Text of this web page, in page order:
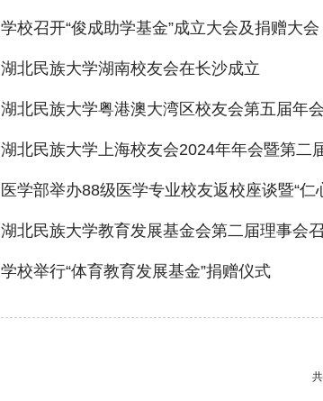
学校召开“俊成助学基金”成立大会及捐赠大会
湖北民族大学湖南校友会在长沙成立
湖北民族大学粤港澳大湾区校友会第五届年
湖北民族大学上海校友会2024年年会暨第二
医学部举办88级医学专业校友返校座谈暨“仁
湖北民族大学教育发展基金会第二届理事会
学校举行“体育教育发展基金”捐赠仪式